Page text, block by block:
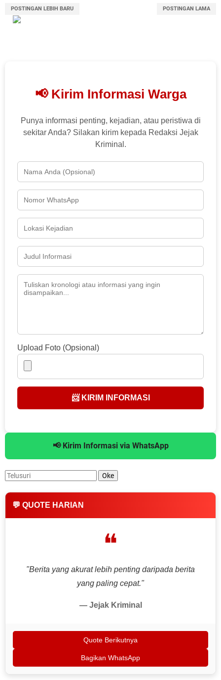
POSTINGAN LEBIH BARU POSTINGAN LAMA
📢 Kirim Informasi Warga
Punya informasi penting, kejadian, atau peristiwa di
sekitar Anda? Silakan kirim kepada Redaksi Jejak
Kriminal.
Upload Foto (Opsional)
📨 KIRIM INFORMASI
📢 Kirim Informasi via WhatsApp
💬 QUOTE HARIAN
❝
"Berita yang akurat lebih penting daripada berita
yang paling cepat."
— Jejak Kriminal
Quote Berikutnya
Bagikan WhatsApp